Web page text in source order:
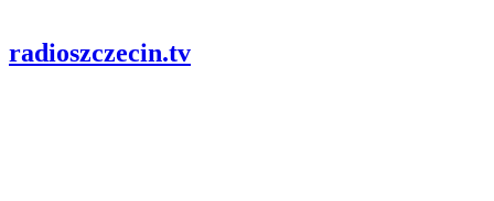
radioszczecin.tv